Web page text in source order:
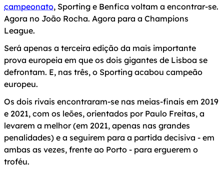
campeonato, Sporting e Benfica voltam a encontrar-se.
Agora no João Rocha. Agora para a Champions
League.
Será apenas a terceira edição da mais importante
prova europeia em que os dois gigantes de Lisboa se
defrontam. E, nas três, o Sporting acabou campeão
europeu.
Os dois rivais encontraram-se nas meias-finais em 2019
e 2021, com os leões, orientados por Paulo Freitas, a
levarem a melhor (em 2021, apenas nas grandes
penalidades) e a seguirem para a partida decisiva - em
ambas as vezes, frente ao Porto - para erguerem o
troféu.